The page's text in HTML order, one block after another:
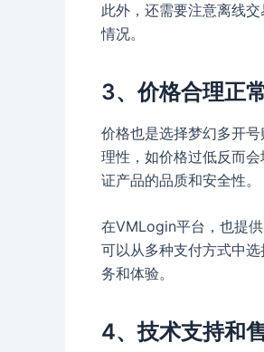
此外，还需要注意离线
情况。
3、价格合理正
价格也是选择梦幻多开
理性，如价格过低反而
证产品的品质和安全性。
在VMLogin平台，也提
可以从多种支付方式中
务和体验。
4、技术支持和